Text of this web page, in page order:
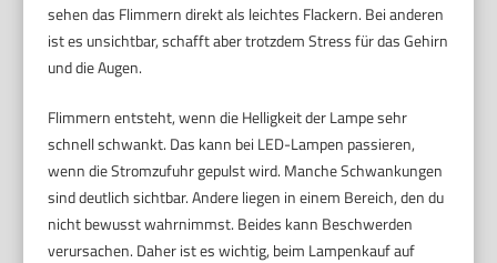
sehen das Flimmern direkt als leichtes Flackern. Bei anderen
ist es unsichtbar, schafft aber trotzdem Stress für das Gehirn
und die Augen.
Flimmern entsteht, wenn die Helligkeit der Lampe sehr
schnell schwankt. Das kann bei LED-Lampen passieren,
wenn die Stromzufuhr gepulst wird. Manche Schwankungen
sind deutlich sichtbar. Andere liegen in einem Bereich, den du
nicht bewusst wahrnimmst. Beides kann Beschwerden
verursachen. Daher ist es wichtig, beim Lampenkauf auf